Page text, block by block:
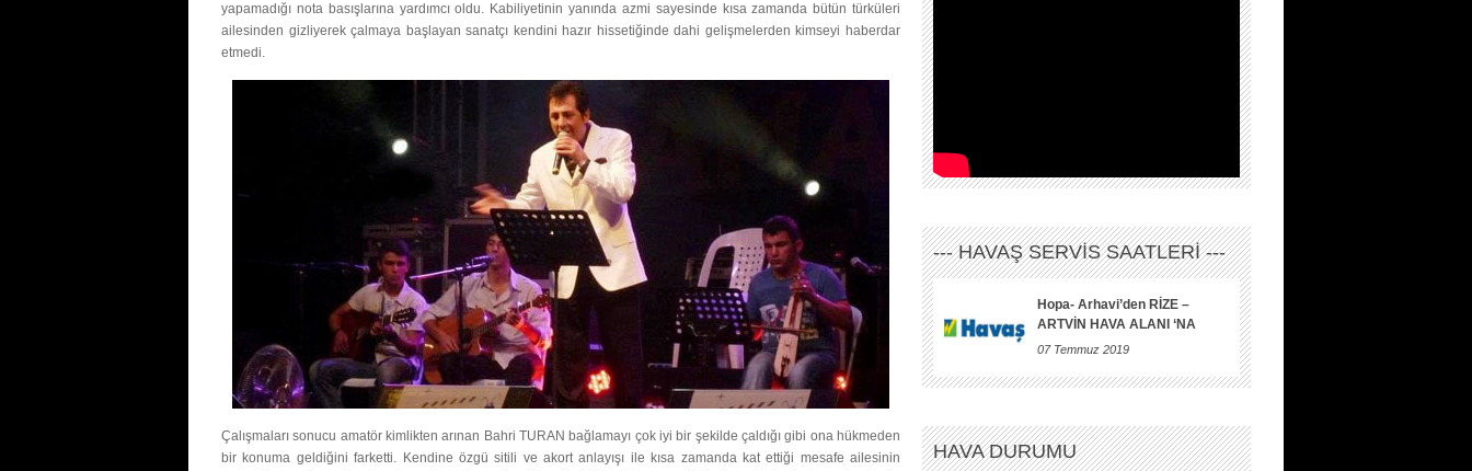
yapamadığı nota basışlarına yardımcı oldu. Kabiliyetinin yanında azmi sayesinde kısa zamanda bütün türküleri
ailesinden gizliyerek çalmaya başlayan sanatçı kendini hazır hissetiğinde dahi gelişmelerden kimseyi haberdar
etmedi.
Çalışmaları sonucu amatör kimlikten arınan Bahri TURAN bağlamayı çok iyi bir şekilde çaldığı gibi ona hükmeden
bir konuma geldiğini farketti. Kendine özgü sitili ve akort anlayışı ile kısa zamanda kat ettiği mesafe ailesinin
--- HAVAŞ SERVİS SAATLERİ ---
Hopa- Arhavi’den RİZE –
ARTVİN HAVA ALANI ‘NA
07 Temmuz 2019
HAVA DURUMU